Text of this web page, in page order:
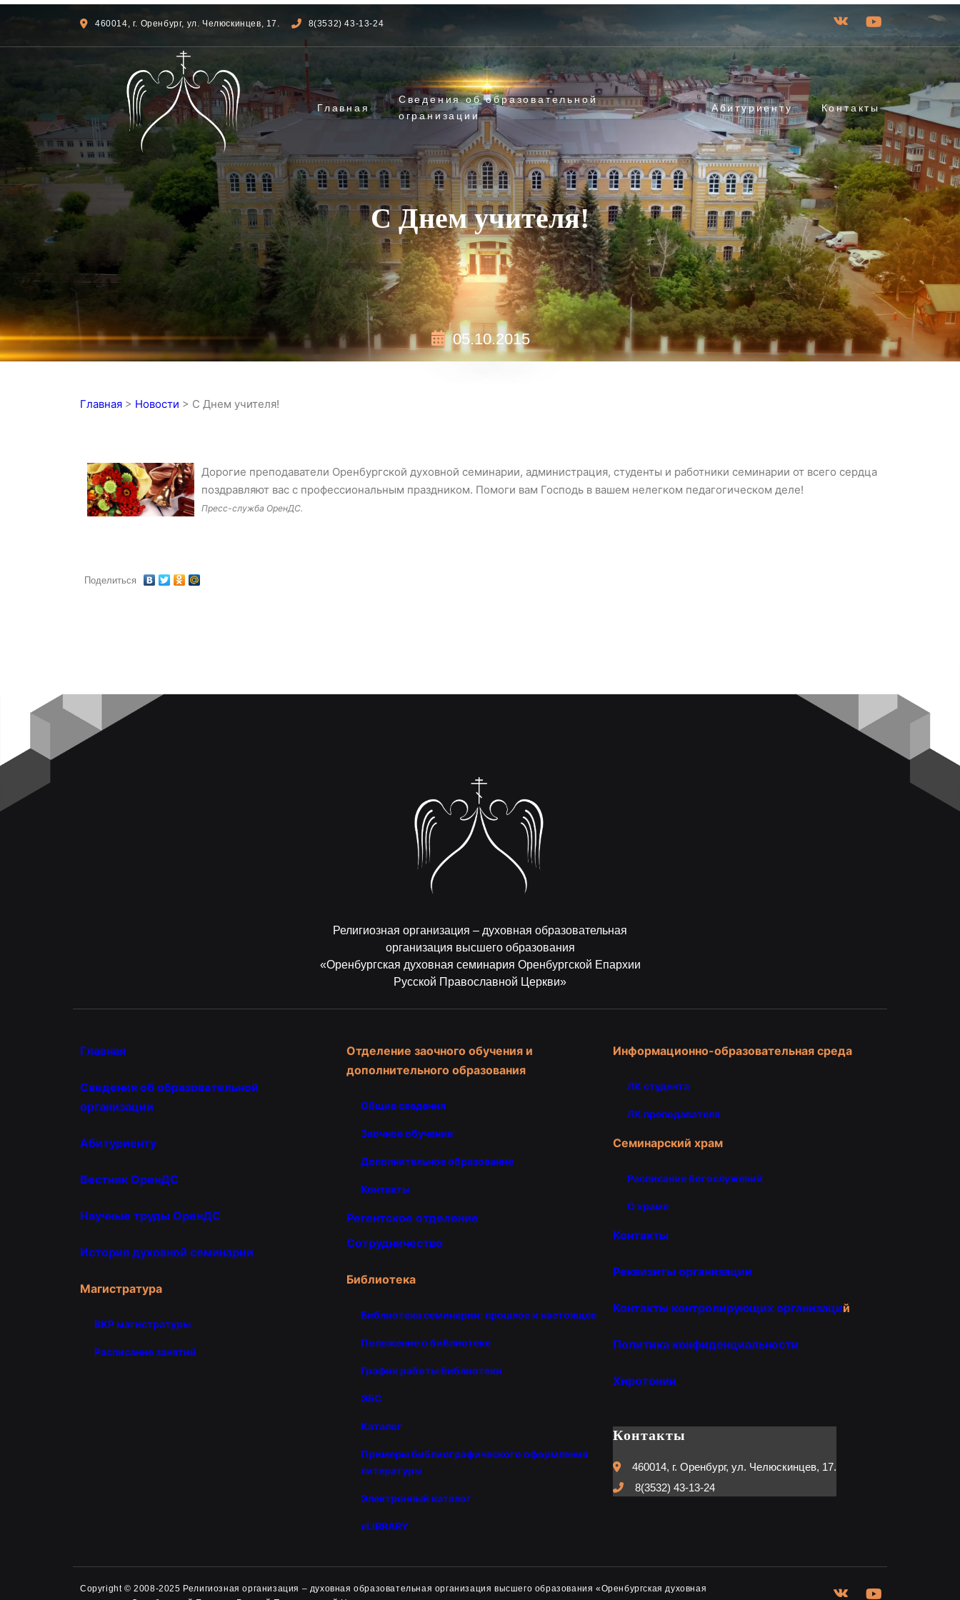
460014, г. Оренбург, ул. Челюскинцев, 17. 8(3532) 43-13-24
Главная
Сведения об образовательной
огранизации
Абитуриенту Контакты
С Днем учителя!
05.10.2015
Главная > Новости > С Днем учителя!
Дорогие преподаватели Оренбургской духовной семинарии, администрация, студенты и работники семинарии от всего сердца
поздравляют вас с профессиональным праздником. Помоги вам Господь в вашем нелегком педагогическом деле!
Пресс-служба ОренДС.
Поделиться
Религиозная организация – духовная образовательная
организация высшего образования
«Оренбургская духовная семинария Оренбургской Епархии
Русской Православной Церкви»
Главная
Сведения об образовательной
организации
Абитуриенту
Вестник ОренДС
Научные труды ОренДС
История духовной семинарии
Магистратура
ВКР магистратуры
Расписание занятий
Отделение заочного обучения и
дополнительного образования
Общие сведения
Заочное обучение
Дополнительное образование
Контакты
Регентское отделение
Сотрудничество
Библиотека
Библиотека семинарии: прошлое и настоящее
Положение о библиотеке
График работы библиотеки
ЭБС
Каталог
Примеры библиографического оформления
литературы
Электронный каталог
eLIBRARY
Информационно-образовательная среда
ЛК студента
ЛК преподавателя
Семинарский храм
Расписание богослужений
О храме
Контакты
Реквизиты организации
Контакты контролирующих организаций
Политика конфиденциальности
Хиротонии
Контакты
460014, г. Оренбург, ул. Челюскинцев, 17.
8(3532) 43-13-24
Copyright © 2008-2025 Религиозная организация – духовная образовательная организация высшего образования «Оренбургская духовная